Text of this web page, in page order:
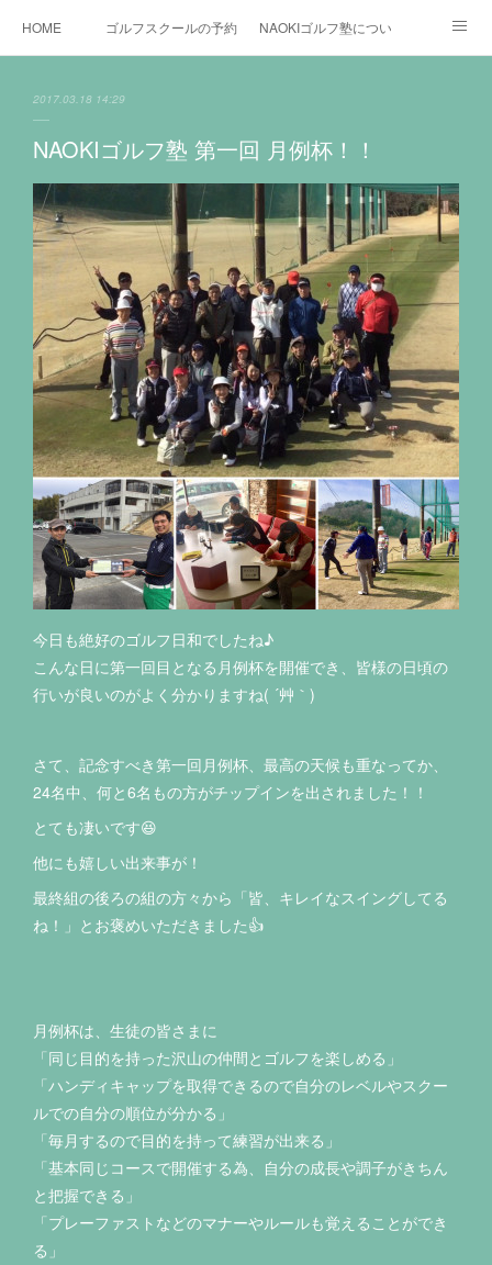
HOME ゴルフスクールの予約状況NAOKIゴルフ塾について
インスタグラム X
2017.03.18 14:29
NAOKIゴルフ塾 第一回 月例杯！！
今日も絶好のゴルフ日和でしたね♪
こんな日に第一回目となる月例杯を開催でき、皆様の日頃の
行いが良いのがよく分かりますね( ´艸｀)
さて、記念すべき第一回月例杯、最高の天候も重なってか、
24名中、何と6名もの方がチップインを出されました！！
とても凄いです😆
他にも嬉しい出来事が！
最終組の後ろの組の方々から「皆、キレイなスイングしてる
ね！」とお褒めいただきました👍
月例杯は、生徒の皆さまに
「同じ目的を持った沢山の仲間とゴルフを楽しめる」
「ハンディキャップを取得できるので自分のレベルやスクー
ルでの自分の順位が分かる」
「毎月するので目的を持って練習が出来る」
「基本同じコースで開催する為、自分の成長や調子がきちん
と把握できる」
「プレーファストなどのマナーやルールも覚えることができ
る」